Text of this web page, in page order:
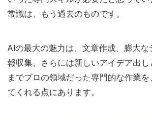
常識は、もう過去のものです。
AIの最大の魅力は、文章作成、膨大
報収集、さらには新しいアイデア出
までプロの領域だった専門的な作業
てくれる点にあります。